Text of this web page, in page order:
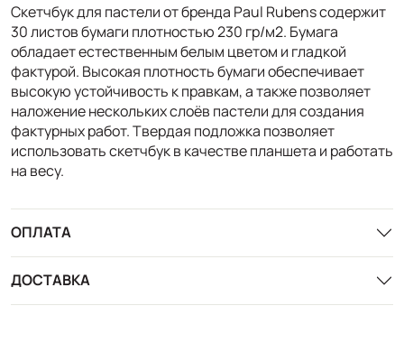
Скетчбук для пастели от бренда Paul Rubens содержит
30 листов бумаги плотностью 230 гр/м2. Бумага
обладает естественным белым цветом и гладкой
фактурой. Высокая плотность бумаги обеспечивает
высокую устойчивость к правкам, а также позволяет
наложение нескольких слоёв пастели для создания
фактурных работ. Твердая подложка позволяет
использовать скетчбук в качестве планшета и работать
на весу.
ОПЛАТА
ДОСТАВКА